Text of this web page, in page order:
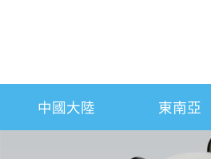
中國大陸 東南亞